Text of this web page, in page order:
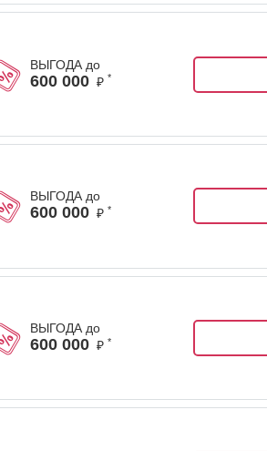
ВЫГОДА до
600 000₽ *
ВЫГОДА до
600 000₽ *
ВЫГОДА до
600 000₽ *